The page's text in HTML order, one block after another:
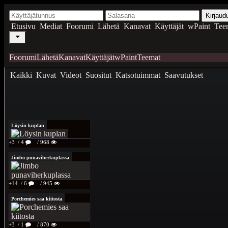
Etusivu Mediat Foorumi Lähetä Kanavat Käyttäjät wPaint
FoorumiLähetäKanavatKäyttäjätwPaintTeemat
Kaikki Kuvat Videot Suositut Katsotuimmat Saavutukset
Löysin kuplan
+3 / 4 / 968
Jimbo punaviherkuplassa
+14 / 6 / 945
Porchemies saa kiitosta
+3 / 1 / 870